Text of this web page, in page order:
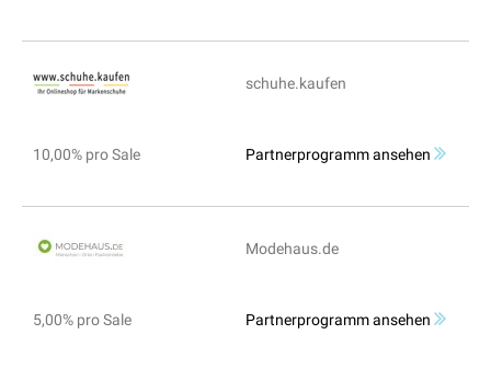
schuhe.kaufen
10,00% pro Sale Partnerprogramm ansehen
Modehaus.de
5,00% pro Sale Partnerprogramm ansehen